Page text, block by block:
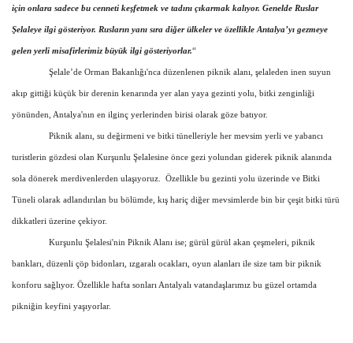
Galeri
için onlara sadece bu cenneti keşfetmek ve tadını çıkarmak kalıyor. Genelde Ruslar
Şelaleye ilgi gösteriyor. Rusların yanı sıra diğer ülkeler ve özellikle Antalya’yı gezmeye
gelen yerli misafirlerimiz büyük ilgi gösteriyorlar.“
Şelale’de Orman Bakanlığı'nca düzenlenen piknik alanı, şelaleden inen suyun
akıp gittiği küçük bir derenin kenarında yer alan yaya gezinti yolu, bitki zenginliği
yönünden, Antalya'nın en ilginç yerlerinden birisi olarak göze batıyor.
Piknik alanı, su değirmeni ve bitki tünelleriyle her mevsim yerli ve yabancı
turistlerin gözdesi olan Kurşunlu Şelalesine önce gezi yolundan giderek piknik alanında
sola dönerek merdivenlerden ulaşıyoruz. Özellikle bu gezinti yolu üzerinde ve Bitki
Tüneli olarak adlandırılan bu bölümde, kış hariç diğer mevsimlerde bin bir çeşit bitki türü
dikkatleri üzerine çekiyor.
Kurşunlu Şelalesi'nin Piknik Alanı ise; gürül gürül akan çeşmeleri, piknik
bankları, düzenli çöp bidonları, ızgaralı ocakları, oyun alanları ile size tam bir piknik
konforu sağlıyor. Özellikle hafta sonları Antalyalı vatandaşlarımız bu güzel ortamda
pikniğin keyfini yaşıyorlar.